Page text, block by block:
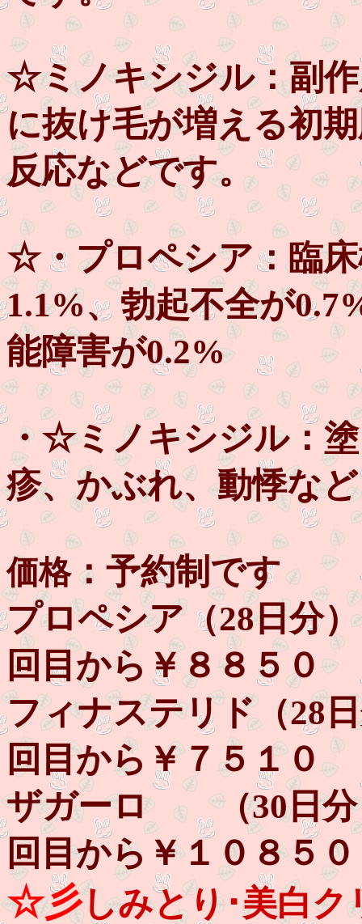
☆ミノキシジル：副
に抜け毛が増える初
反応などです。
☆・プロペシア：臨
1.1%、勃起不全が
能障害が0.2%
・☆ミノキシジル：
疹、かぶれ、動悸など
価格：予約制です
プロペシア（28日
回目から￥８８５０
フィナステリド（
回目から￥７５１０
ザガーロ （30日
回目から￥１０８５０
☆彡しみとり･美白ク